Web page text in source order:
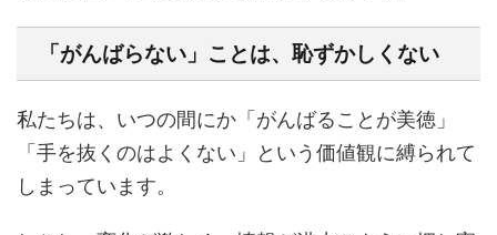
「がんばらない」ことは、恥ずかしくない
私たちは、いつの間にか「がんばることが美徳」
「手を抜くのはよくない」という価値観に縛られて
しまっています。